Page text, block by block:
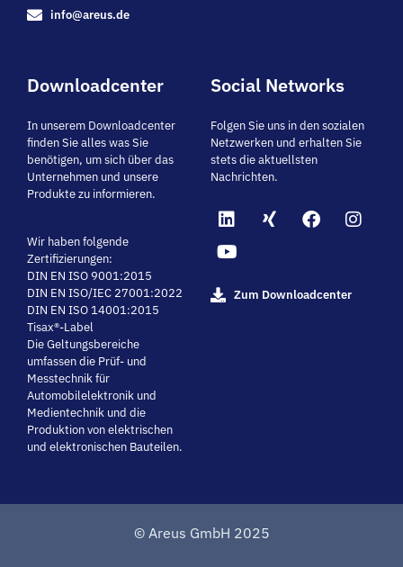
info@areus.de
Downloadcenter
In unserem Downloadcenter
finden Sie alles was Sie
benötigen, um sich über das
Unternehmen und unsere
Produkte zu informieren.
Wir haben folgende
Zertifizierungen:
DIN EN ISO 9001:2015
DIN EN ISO/IEC 27001:2022
DIN EN ISO 14001:2015
Tisax®-Label
Die Geltungsbereiche
umfassen die Prüf- und
Messtechnik für
Automobilelektronik und
Medientechnik und die
Produktion von elektrischen
und elektronischen Bauteilen.
Social Networks
Folgen Sie uns in den sozialen
Netzwerken und erhalten Sie
stets die aktuellsten
Nachrichten.
Zum Downloadcenter
© Areus GmbH 2025